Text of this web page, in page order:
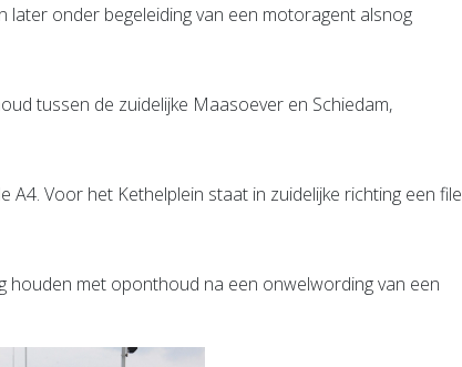
later onder begeleiding van een motoragent alsnog
tussen de zuidelijke Maasoever en Schiedam,
A4. Voor het Kethelplein staat in zuidelijke richting een file
houden met oponthoud na een onwelwording van een